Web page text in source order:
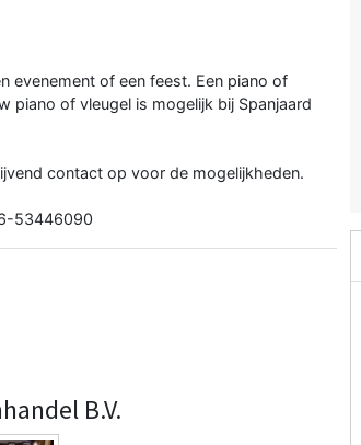
evenement of een feest. Een piano of
piano of vleugel is mogelijk bij Spanjaard
contact op voor de mogelijkheden.
53446090
B.V.